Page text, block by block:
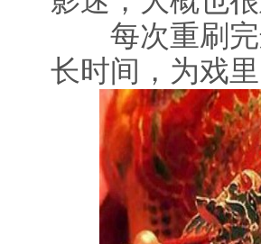
每次重刷完
长时间，为戏